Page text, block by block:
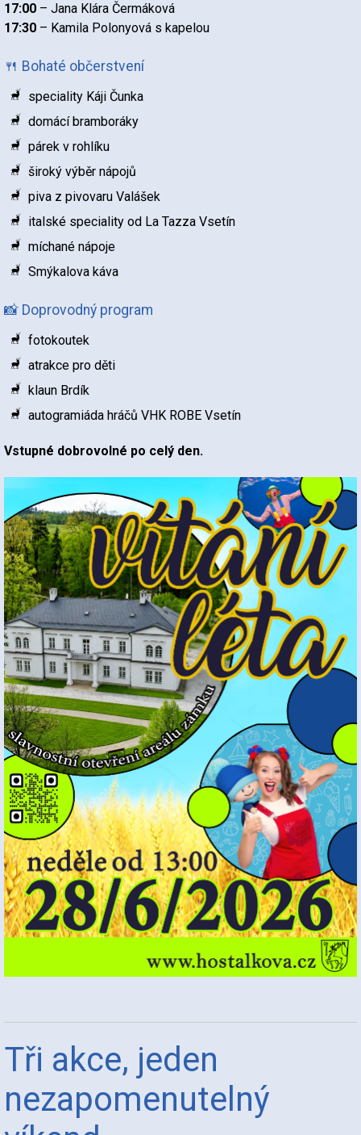
17:00 – Jana Klára Čermáková
17:30 – Kamila Polonyová s kapelou
🍴 Bohaté občerstvení
speciality Káji Čunka
domácí bramboráky
párek v rohlíku
široký výběr nápojů
piva z pivovaru Valášek
italské speciality od La Tazza Vsetín
míchané nápoje
Smýkalova káva
📸 Doprovodný program
fotokoutek
atrakce pro děti
klaun Brdík
autogramiáda hráčů VHK ROBE Vsetín
Vstupné dobrovolné po celý den.
Tři akce, jeden
nezapomenutelný